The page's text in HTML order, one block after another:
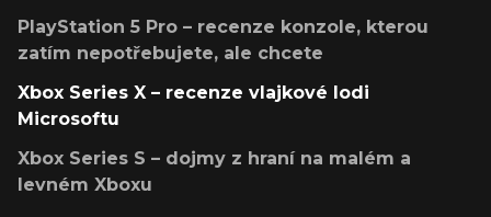
PlayStation 5 Pro – recenze konzole, kterou
zatím nepotřebujete, ale chcete
Xbox Series X – recenze vlajkové lodi
Microsoftu
Xbox Series S – dojmy z hraní na malém a
levném Xboxu